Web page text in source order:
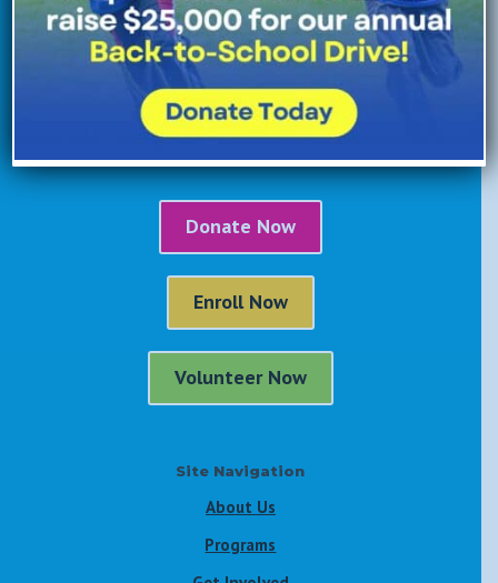
Donate Now
Enroll Now
Volunteer Now
Site Navigation
About Us
Programs